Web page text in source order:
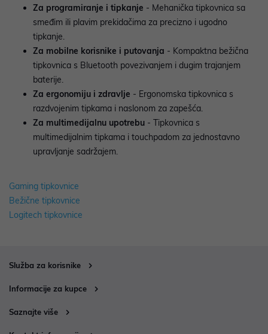
Za programiranje i tipkanje - Mehanička tipkovnica sa
smeđim ili plavim prekidačima za precizno i ugodno
tipkanje.
Za mobilne korisnike i putovanja - Kompaktna bežična
tipkovnica s Bluetooth povezivanjem i dugim trajanjem
baterije.
Za ergonomiju i zdravlje - Ergonomska tipkovnica s
razdvojenim tipkama i naslonom za zapešća.
Za multimedijalnu upotrebu - Tipkovnica s
multimedijalnim tipkama i touchpadom za jednostavno
upravljanje sadržajem.
Gaming tipkovnice
Bežične tipkovnice
Logitech tipkovnice
Služba za korisnike
Informacije za kupce
Saznajte više